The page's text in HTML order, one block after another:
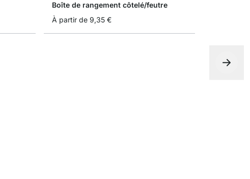
Boîte de rangement côtelé/feutre
À partir de 9,35 €